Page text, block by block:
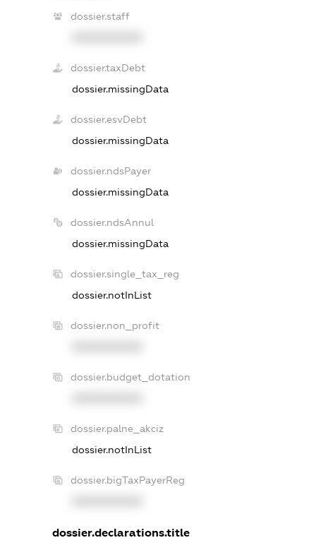
dossier.staff
dossier.taxDebt
dossier.missingData
dossier.esvDebt
dossier.missingData
dossier.ndsPayer
dossier.missingData
dossier.ndsAnnul
dossier.missingData
dossier.single_tax_reg
dossier.notInList
dossier.non_profit
dossier.budget_dotation
dossier.palne_akciz
dossier.notInList
dossier.bigTaxPayerReg
dossier.declarations.title